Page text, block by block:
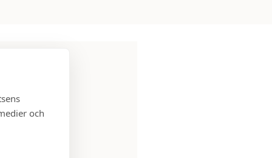
och
att kontakta